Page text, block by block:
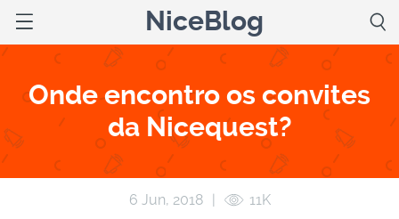
NiceBlog
Onde encontro os convites
da Nicequest?
6 Jun, 2018 | 11K